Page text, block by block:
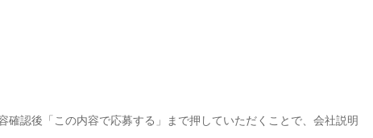
確認後「この内容で応募する」まで押していただくことで、会社説明